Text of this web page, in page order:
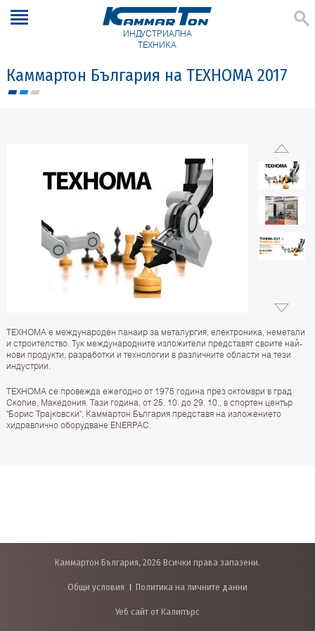
ИНДУСТРИАЛНА
ТЕХНИКА
Каммартон България на ТЕХНОМА 2017
ТЕХНОМА е международен панаир за металургия, електроника, неметали
и строителство. Тук международните изложители представят своите най-
нови продукти, разработки и технологии в различните области на тези
индустрии.
ТЕХНОМА се провежда ежегодно от 1975 година през октомври в град
Скопие, Македония. Тази година, от 25. 10. до 29. 10., в спортен център
"Борис Трајковски", Каммартон България представя на изложението
хидравлично оборудване ENERPAC.
Каммартон България, 2026 Всички права запазени.
Общи условия Политика на личните данни
Уеб сайт от Калипърс